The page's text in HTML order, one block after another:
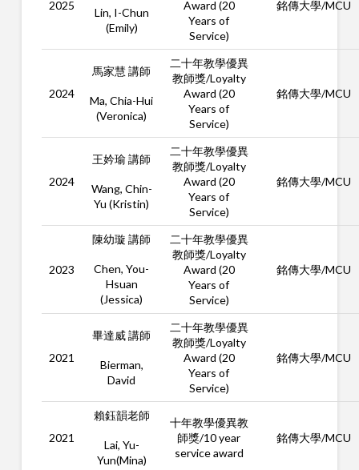
2025
Lin, I-Chun
(Emily)
Award (20
Years of
Service)
銘傳大學/MCU
2024
馬家慧 講師
Ma, Chia-Hui
(Veronica)
二十年教學優異
教師獎/Loyalty
Award (20
Years of
Service)
銘傳大學/MCU
2024
王妗瑜 講師
Wang, Chin-
Yu (Kristin)
二十年教學優異
教師獎/Loyalty
Award (20
Years of
Service)
銘傳大學/MCU
2023
陳幼璇 講師
Chen, You-
Hsuan
(Jessica)
二十年教學優異
教師獎/Loyalty
Award (20
Years of
Service)
銘傳大學/MCU
2021
畢達威 講師
Bierman,
David
二十年教學優異
教師獎/Loyalty
Award (20
Years of
Service)
銘傳大學/MCU
2021
賴鈺韻老師
Lai, Yu-
Yun(Mina)
十年教學優異教
師獎/10 year
service award
銘傳大學/MCU